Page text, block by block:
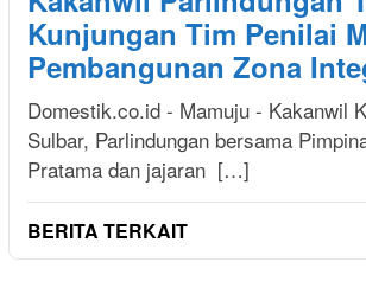
Kunjungan Tim Penilai
Pembangunan Zona
Domestik.co.id - Mamuju - Kakanwil
Sulbar, Parlindungan bersama
Pratama dan jajaran […]
BERITA TERKAIT